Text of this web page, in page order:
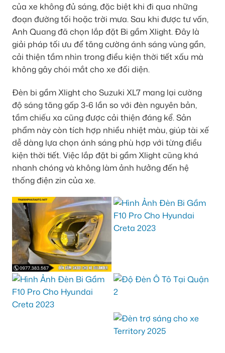
của xe không đủ sáng, đặc biệt khi đi qua những
đoạn đường tối hoặc trời mưa. Sau khi được tư vấn,
Anh Quang đã chọn lắp đặt Bi gầm Xlight. Đây là
giải pháp tối ưu để tăng cường ánh sáng vùng gần,
cải thiện tầm nhìn trong điều kiện thời tiết xấu mà
không gây chói mắt cho xe đối diện.
Đèn bi gầm Xlight cho Suzuki XL7 mang lại cường
độ sáng tăng gấp 3-6 lần so với đèn nguyên bản,
tầm chiếu xa cũng được cải thiện đáng kể. Sản
phẩm này còn tích hợp nhiều nhiệt màu, giúp tài xế
dễ dàng lựa chọn ánh sáng phù hợp với từng điều
kiện thời tiết. Việc lắp đặt bi gầm Xlight cũng khá
nhanh chóng và không làm ảnh hưởng đến hệ
thống điện zin của xe.